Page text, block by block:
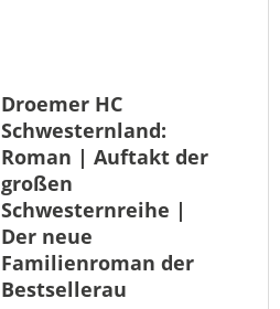
Droemer HC
Schwesternland:
Roman | Auftakt der
großen
Schwesternreihe |
Der neue
Familienroman der
Bestsellerau